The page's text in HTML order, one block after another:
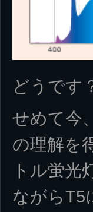
どうです
せめて今
の理解を
トル蛍光
ながらT5